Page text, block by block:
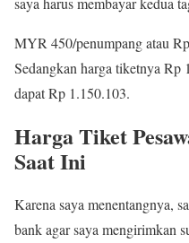
MYR 450/penumpang atau
Sedangkan harga tiketnya
dapat Rp 1.150.103.
Harga Tiket
Saat Ini
Karena saya menentangnya,
bank agar saya mengirimkan